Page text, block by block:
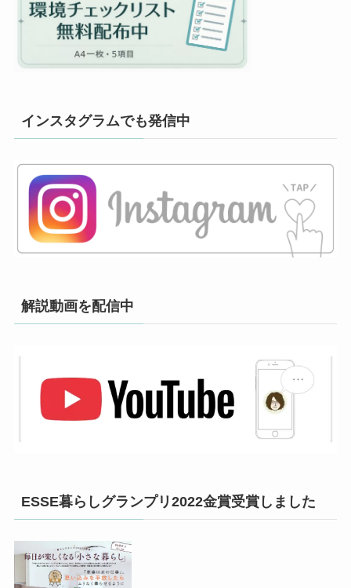
インスタグラムでも発信中
解説動画を配信中
ESSE暮らしグランプリ2022金賞受賞しました